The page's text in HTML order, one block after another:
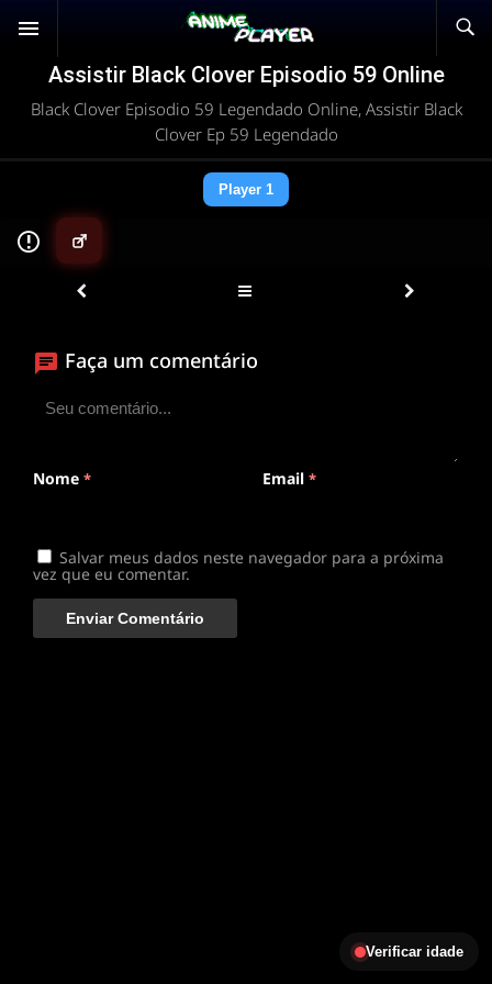
Assistir Black Clover Episodio 59 Online
Black Clover Episodio 59 Legendado Online, Assistir Black
Clover Ep 59 Legendado
Player 1
▶
ANIMEPLAYER
Clique para assistir
Faça um comentário
Nome * Email *
Salvar meus dados neste navegador para a próxima
vez que eu comentar.
Verificar idade